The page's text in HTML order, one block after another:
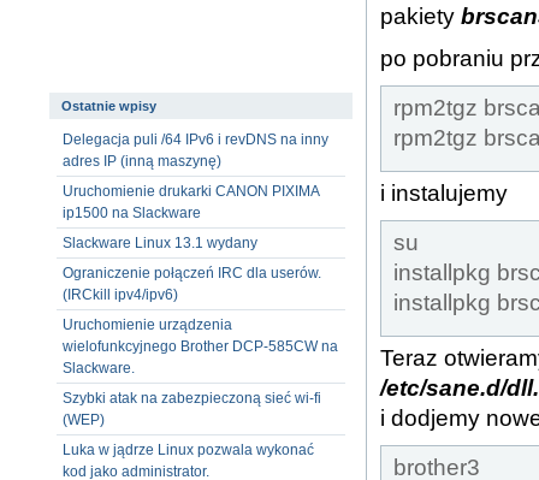
pakiety
po pobraniu
rpm2tgz
rpm2tgz
i instalujemy
su
installpkg
installpkg
Teraz
/etc/sane.d/
i dodjemy
brother3
Ostatnie wpisy
Delegacja puli /64 IPv6 i revDNS na inny
adres IP (inną maszynę)
Uruchomienie drukarki CANON PIXIMA
ip1500 na Slackware
Slackware Linux 13.1 wydany
Ograniczenie połączeń IRC dla userów.
(IRCkill ipv4/ipv6)
Uruchomienie urządzenia
wielofunkcyjnego Brother DCP-585CW na
Slackware.
Szybki atak na zabezpieczoną sieć wi-fi
(WEP)
Luka w jądrze Linux pozwala wykonać
kod jako administrator.